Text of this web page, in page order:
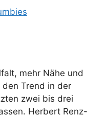
mehr Nähe und
Trend in der
zwei bis drei
Herbert Renz-